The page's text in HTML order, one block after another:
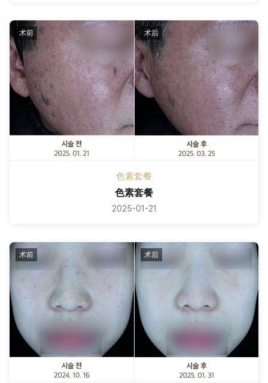
术前 术后
色素套餐
色素套餐
2025-01-21
术前 术后